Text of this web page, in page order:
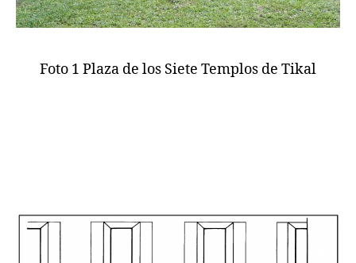
Foto 1 Plaza de los Siete Templos de Tikal